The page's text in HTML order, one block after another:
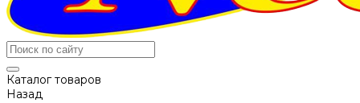
Каталог товаров
Назад